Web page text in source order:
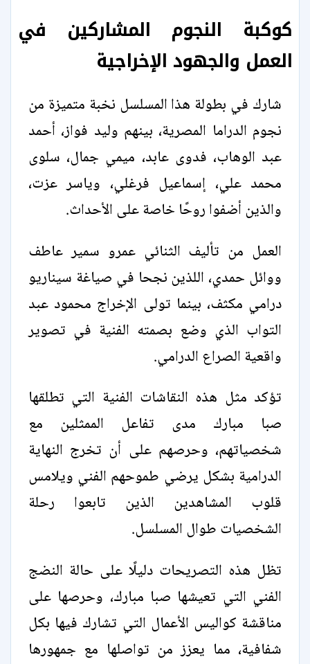
كوكبة النجوم المشاركين في
العمل والجهود الإخراجية
شارك في بطولة هذا المسلسل نخبة متميزة من
نجوم الدراما المصرية، بينهم وليد فواز، أحمد
عبد الوهاب، فدوى عابد، ميمي جمال، سلوى
محمد علي، إسماعيل فرغلي، وياسر عزت،
والذين أضفوا روحًا خاصة على الأحداث.
العمل من تأليف الثنائي عمرو سمير عاطف
ووائل حمدي، اللذين نجحا في صياغة سيناريو
درامي مكثف، بينما تولى الإخراج محمود عبد
التواب الذي وضع بصمته الفنية في تصوير
واقعية الصراع الدرامي.
تؤكد مثل هذه النقاشات الفنية التي تطلقها
صبا مبارك مدى تفاعل الممثلين مع
شخصياتهم، وحرصهم على أن تخرج النهاية
الدرامية بشكل يرضي طموحهم الفني ويلامس
قلوب المشاهدين الذين تابعوا رحلة
الشخصيات طوال المسلسل.
تظل هذه التصريحات دليلًا على حالة النضج
الفني التي تعيشها صبا مبارك، وحرصها على
مناقشة كواليس الأعمال التي تشارك فيها بكل
شفافية، مما يعزز من تواصلها مع جمهورها